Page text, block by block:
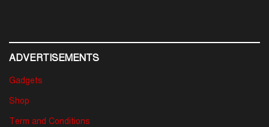
ADVERTISEMENTS
Gadgets
Shop
Term and Conditions